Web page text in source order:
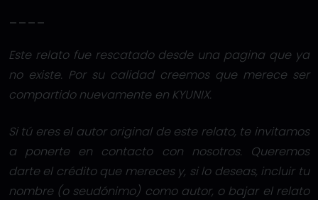
____
Este relato fue rescatado desde una pagina que ya
no existe. Por su calidad creemos que merece ser
compartido nuevamente en KYUNIX.
Si tú eres el autor original de este relato, te invitamos
a ponerte en contacto con nosotros. Queremos
darte el crédito que mereces y, si lo deseas, incluir tu
nombre (o seudónimo) como autor, o bajar el relato